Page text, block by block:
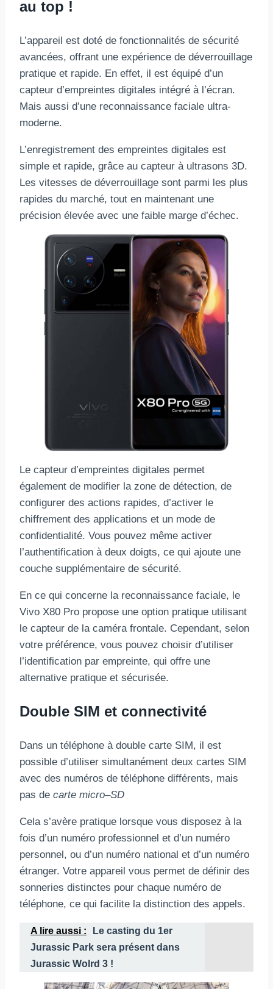
au top !
L’appareil est doté de fonctionnalités de sécurité
avancées, offrant une expérience de déverrouillage
pratique et rapide. En effet, il est équipé d’un
capteur d’empreintes digitales intégré à l’écran.
Mais aussi d’une reconnaissance faciale ultra-
moderne.
L’enregistrement des empreintes digitales est
simple et rapide, grâce au capteur à ultrasons 3D.
Les vitesses de déverrouillage sont parmi les plus
rapides du marché, tout en maintenant une
précision élevée avec une faible marge d’échec.
Le capteur d’empreintes digitales permet
également de modifier la zone de détection, de
configurer des actions rapides, d’activer le
chiffrement des applications et un mode de
confidentialité. Vous pouvez même activer
l’authentification à deux doigts, ce qui ajoute une
couche supplémentaire de sécurité.
En ce qui concerne la reconnaissance faciale, le
Vivo X80 Pro propose une option pratique utilisant
le capteur de la caméra frontale. Cependant, selon
votre préférence, vous pouvez choisir d’utiliser
l’identification par empreinte, qui offre une
alternative pratique et sécurisée.
Double SIM et connectivité
Dans un téléphone à double carte SIM, il est
possible d’utiliser simultanément deux cartes SIM
avec des numéros de téléphone différents, mais
pas de carte micro–SD
Cela s’avère pratique lorsque vous disposez à la
fois d’un numéro professionnel et d’un numéro
personnel, ou d’un numéro national et d’un numéro
étranger. Votre appareil vous permet de définir des
sonneries distinctes pour chaque numéro de
téléphone, ce qui facilite la distinction des appels.
A lire aussi :
Le casting du 1er
Jurassic Park sera présent dans
Jurassic Wolrd 3 !